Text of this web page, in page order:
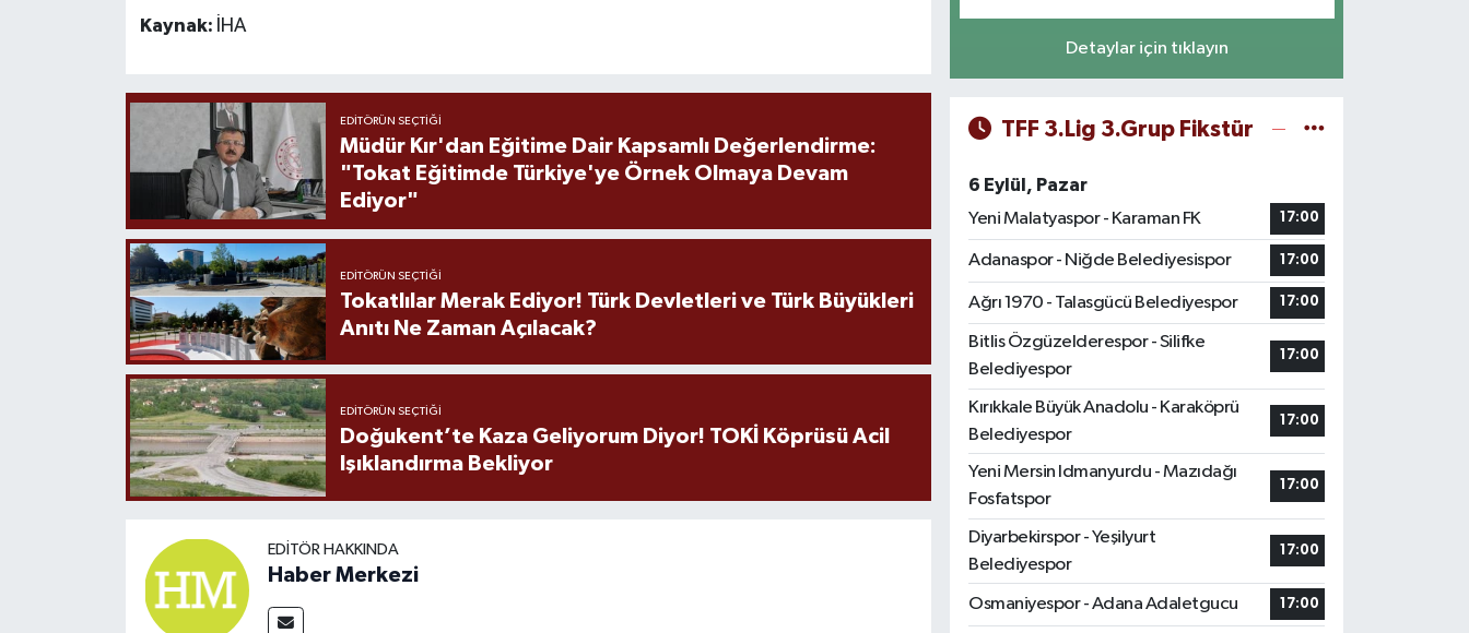
Kaynak: İHA
EDITÖRÜN SEÇTIĞI
Müdür Kır'dan Eğitime Dair Kapsamlı Değerlendirme:
"Tokat Eğitimde Türkiye'ye Örnek Olmaya Devam
Ediyor"
EDITÖRÜN SEÇTIĞI
Tokatlılar Merak Ediyor! Türk Devletleri ve Türk Büyükleri
Anıtı Ne Zaman Açılacak?
EDITÖRÜN SEÇTIĞI
Doğukent’te Kaza Geliyorum Diyor! TOKİ Köprüsü Acil
Işıklandırma Bekliyor
EDITÖR HAKKINDA
Haber Merkezi
Detaylar için tıklayın
TFF 3.Lig 3.Grup Fikstür
6 Eylül, Pazar
Yeni Malatyaspor - Karaman FK
17:00
Adanaspor - Niğde Belediyesispor 17:00
Ağrı 1970 - Talasgücü Belediyespor 17:00
Bitlis Özgüzelderespor - Silifke
Belediyespor
17:00
Kırıkkale Büyük Anadolu - Karaköprü
Belediyespor
17:00
Yeni Mersin Idmanyurdu - Mazıdağı
Fosfatspor
17:00
Diyarbekirspor - Yeşilyurt
Belediyespor
17:00
Osmaniyespor - Adana Adaletgucu 17:00